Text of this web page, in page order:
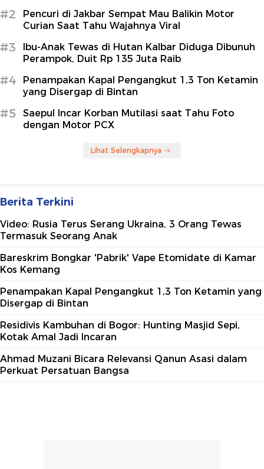
#2
Pencuri di Jakbar Sempat Mau Balikin Motor
Curian Saat Tahu Wajahnya Viral
#3
Ibu-Anak Tewas di Hutan Kalbar Diduga Dibunuh
Perampok, Duit Rp 135 Juta Raib
#4
Penampakan Kapal Pengangkut 1,3 Ton Ketamin
yang Disergap di Bintan
#5
Saepul Incar Korban Mutilasi saat Tahu Foto
dengan Motor PCX
Lihat Selengkapnya
Berita Terkini
Video: Rusia Terus Serang Ukraina, 3 Orang Tewas
Termasuk Seorang Anak
Bareskrim Bongkar 'Pabrik' Vape Etomidate di Kamar
Kos Kemang
Penampakan Kapal Pengangkut 1,3 Ton Ketamin yang
Disergap di Bintan
Residivis Kambuhan di Bogor: Hunting Masjid Sepi,
Kotak Amal Jadi Incaran
Ahmad Muzani Bicara Relevansi Qanun Asasi dalam
Perkuat Persatuan Bangsa